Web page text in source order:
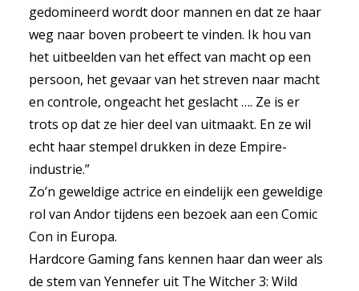
gedomineerd wordt door mannen en dat ze haar
weg naar boven probeert te vinden. Ik hou van
het uitbeelden van het effect van macht op een
persoon, het gevaar van het streven naar macht
en controle, ongeacht het geslacht …. Ze is er
trots op dat ze hier deel van uitmaakt. En ze wil
echt haar stempel drukken in deze Empire-
industrie.”
Zo’n geweldige actrice en eindelijk een geweldige
rol van Andor tijdens een bezoek aan een Comic
Con in Europa.
Hardcore Gaming fans kennen haar dan weer als
de stem van Yennefer uit The Witcher 3: Wild